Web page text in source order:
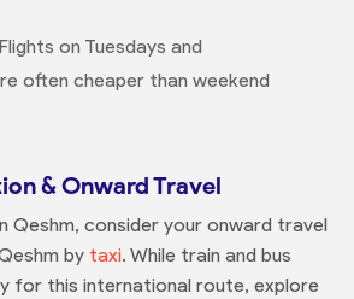
on Tuesdays and
often cheaper than weekend
& Onward Travel
Qeshm, consider your onward travel
by taxi. While train and bus
for this international route, explore